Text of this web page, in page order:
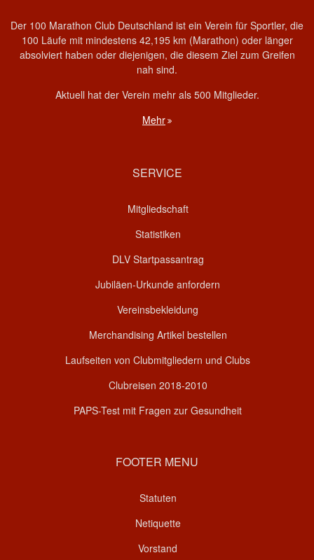
Der 100 Marathon Club Deutschland ist ein Verein für Sportler, die
100 Läufe mit mindestens 42,195 km (Marathon) oder länger
absolviert haben oder diejenigen, die diesem Ziel zum Greifen
nah sind.
Aktuell hat der Verein mehr als 500 Mitglieder.
Mehr
SERVICE
Mitgliedschaft
Statistiken
DLV Startpassantrag
Jubiläen-Urkunde anfordern
Vereinsbekleidung
Merchandising Artikel bestellen
Laufseiten von Clubmitgliedern und Clubs
Clubreisen 2018-2010
PAPS-Test mit Fragen zur Gesundheit
FOOTER MENU
Statuten
Netiquette
Vorstand